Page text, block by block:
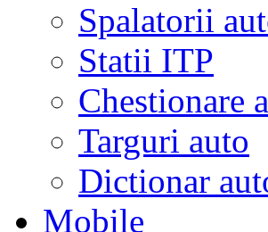
Spalatorii
Statii ITP
Chestionare
Targuri auto
Dictionar
Mobile